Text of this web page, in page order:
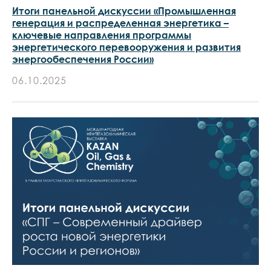
Итоги панельной дискуссии «Промышленная
генерация и распределенная энергетика –
ключевые направления программы
энергетического перевооружения и развития
энергообеспечения России»
06.10.2025